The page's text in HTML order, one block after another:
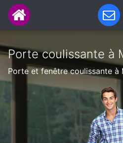
Porte coulissante à
Porte et fenêtre coulissante à